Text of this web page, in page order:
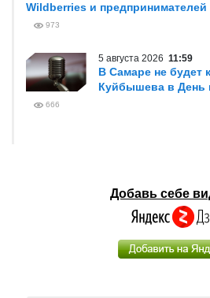
Wildberries и предпринимателей
973
5 августа 2026 11:59
В Самаре не будет
Куйбышева в День
666
Добавь себе